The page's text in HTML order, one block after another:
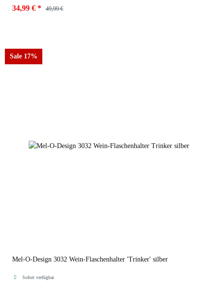
34,99 € * 49,99 €
Sale 17%
Mel-O-Design 3032 Wein-Flaschenhalter 'Trinker' silber
Sofort verfügbar